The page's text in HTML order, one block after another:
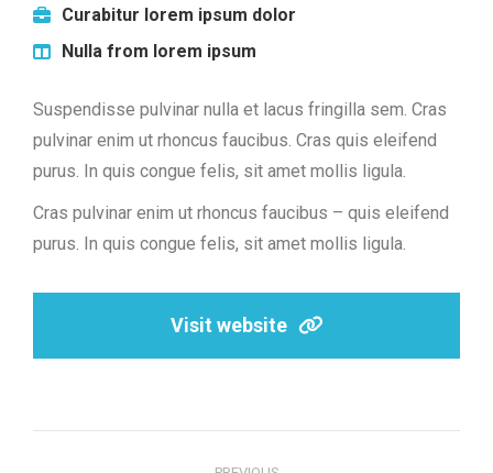
Curabitur lorem ipsum dolor
Nulla from lorem ipsum
Suspendisse pulvinar nulla et lacus fringilla sem. Cras
pulvinar enim ut rhoncus faucibus. Cras quis eleifend
purus. In quis congue felis, sit amet mollis ligula.
Cras pulvinar enim ut rhoncus faucibus – quis eleifend
purus. In quis congue felis, sit amet mollis ligula.
Visit website